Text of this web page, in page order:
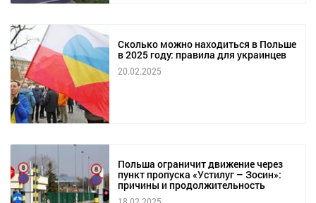
Сколько можно находиться в Польше
в 2025 году: правила для украинцев
20.02.2025
Польша ограничит движение через
пункт пропуска «Устилуг – Зосин»:
причины и продолжительность